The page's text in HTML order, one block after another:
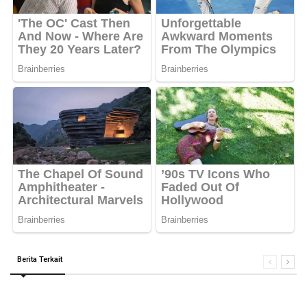
Berita Terkait